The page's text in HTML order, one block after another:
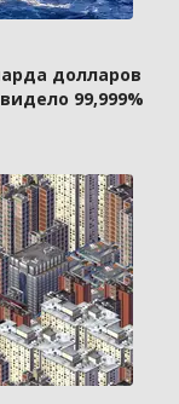
долларов
99,999%